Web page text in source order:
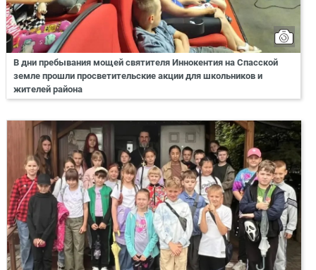
В дни пребывания мощей святителя Иннокентия на Спасской
земле прошли просветительские акции для школьников и
жителей района